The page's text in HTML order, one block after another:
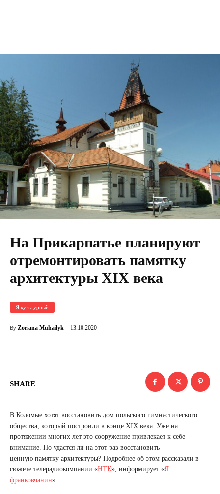
На Прикарпатье планируют
отремонтировать памятку
архитектуры XIX века
Я культурный
By Zoriana Muhailyk 13.10.2020
SHARE
В Коломые хотят восстановить дом польского гимнастического
общества, который построили в конце XIX века. Уже на
протяжении многих лет это сооружение привлекает к себе
внимание. Но удастся ли на этот раз восстановить
ценную памятку архитектуры? Подробнее об этом рассказали в
сюжете телерадиокомпании «НТК», информирует «Я
франковчанин».